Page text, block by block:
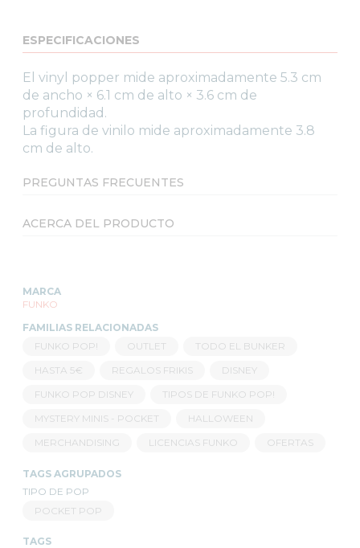
ESPECIFICACIONES
El vinyl popper mide aproximadamente 5.3 cm
de ancho × 6.1 cm de alto × 3.6 cm de
profundidad.
La figura de vinilo mide aproximadamente 3.8
cm de alto.
PREGUNTAS FRECUENTES
ACERCA DEL PRODUCTO
MARCA
FUNKO
FAMILIAS RELACIONADAS
FUNKO POP!
OUTLET
TODO EL BUNKER
HASTA 5€
REGALOS FRIKIS
DISNEY
FUNKO POP DISNEY
TIPOS DE FUNKO POP!
MYSTERY MINIS - POCKET
HALLOWEEN
MERCHANDISING
LICENCIAS FUNKO OFERTAS
TAGS AGRUPADOS
TIPO DE POP
POCKET POP
TAGS